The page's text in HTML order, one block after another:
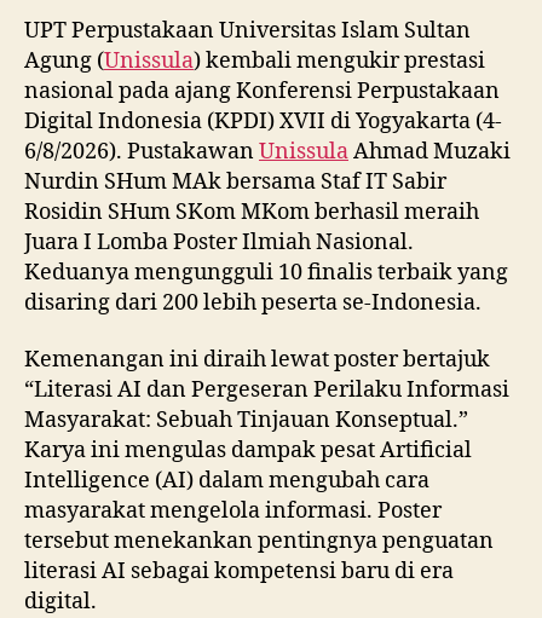
UPT Perpustakaan Universitas Islam Sultan
Agung (Unissula) kembali mengukir prestasi
nasional pada ajang Konferensi Perpustakaan
Digital Indonesia (KPDI) XVII di Yogyakarta (4-
6/8/2026). PustakawanUnissulaAhmad Muzaki
Nurdin SHum MAk bersama Staf IT Sabir
Rosidin SHum SKom MKom berhasil meraih
Juara I Lomba Poster Ilmiah Nasional.
Keduanya mengungguli 10 finalis terbaik yang
disaring dari 200 lebih peserta se-Indonesia.
Kemenangan ini diraih lewat poster bertajuk
“Literasi AI dan Pergeseran Perilaku Informasi
Masyarakat: Sebuah Tinjauan Konseptual.”
Karya ini mengulas dampak pesat Artificial
Intelligence (AI) dalam mengubah cara
masyarakat mengelola informasi. Poster
tersebut menekankan pentingnya penguatan
literasi AI sebagai kompetensi baru di era
digital.